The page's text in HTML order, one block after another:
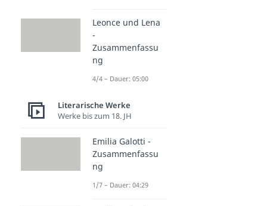
Leonce und Lena
-
Zusammenfassu
ng
4/4 – Dauer: 05:00
Literarische Werke
Werke bis zum 18. JH
Emilia Galotti -
Zusammenfassu
ng
1/7 – Dauer: 04:29